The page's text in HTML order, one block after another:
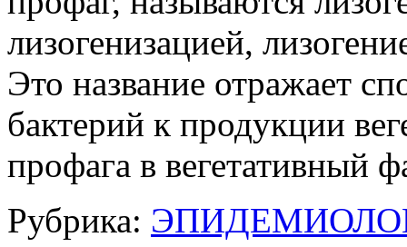
лизогенизацией,
Это название отражает
бактерий к продукции
профага в вегетативный
Рубрика: